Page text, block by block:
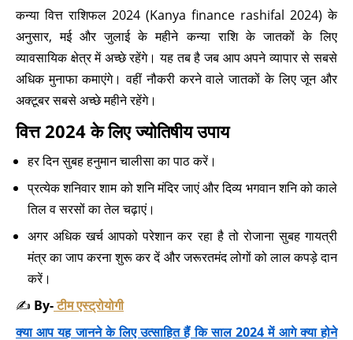
कन्या वित्त राशिफल 2024 (Kanya finance rashifal 2024) के
अनुसार, मई और जुलाई के महीने कन्या राशि के जातकों के लिए
व्यावसायिक क्षेत्र में अच्छे रहेंगे। यह तब है जब आप अपने व्यापार से सबसे
अधिक मुनाफा कमाएंगे। वहीं नौकरी करने वाले जातकों के लिए जून और
अक्टूबर सबसे अच्छे महीने रहेंगे।
वित्त 2024 के लिए ज्योतिषीय उपाय
हर दिन सुबह हनुमान चालीसा का पाठ करें।
प्रत्येक शनिवार शाम को शनि मंदिर जाएं और दिव्य भगवान शनि को काले
तिल व सरसों का तेल चढ़ाएं।
अगर अधिक खर्च आपको परेशान कर रहा है तो रोजाना सुबह गायत्री
मंत्र का जाप करना शुरू कर दें और जरूरतमंद लोगों को लाल कपड़े दान
करें।
✍️ By-टीम एस्ट्रोयोगी
क्या आप यह जानने के लिए उत्साहित हैं कि साल 2024 में आगे क्या होने